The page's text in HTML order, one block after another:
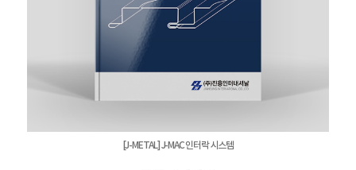
[J-METAL] J-MAC 인터락 시스템